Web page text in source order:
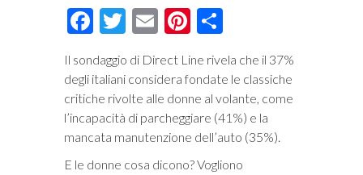
Facebook
Twitter
EmailPinterest
Il sondaggio di Direct Line rivela che il 37%
degli italiani considera fondate le classiche
critiche rivolte alle donne al volante, come
l’incapacità di parcheggiare (41%) e la
mancata manutenzione dell’auto (35%).
E le donne cosa dicono? Vogliono